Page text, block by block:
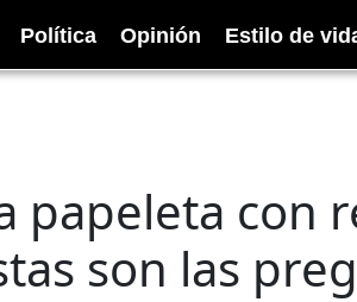
Política Opinión Estilo de
papeleta con
son las